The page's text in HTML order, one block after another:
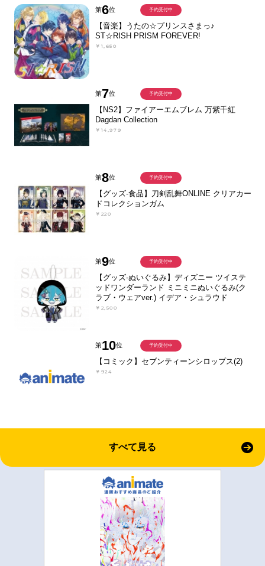
第6位
【音楽】うたの☆プリンスさまっ♪
ST☆RISH PRISM FOREVER!
￥1,650
予約受付中
第7位
【NS2】ファイアーエムブレム 万紫千紅
Dagdan Collection
￥14,979
予約受付中
第8位
【グッズ-食品】刀剣乱舞ONLINE クリアカー
ドコレクションガム
￥220
予約受付中
第9位
【グッズ-ぬいぐるみ】ディズニー ツイステ
ッドワンダーランド ミニミニぬいぐるみ(ク
ラブ・ウェアver.) イデア・シュラウド
￥2,500
予約受付中
第10位
【コミック】セブンティーンシロップス(2)
￥924
予約受付中
すべて見る